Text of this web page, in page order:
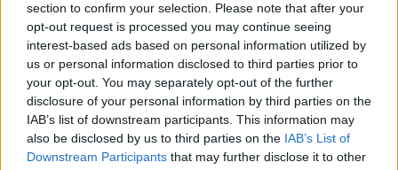
section to confirm your selection. Please note that after your
opt-out request is processed you may continue seeing
interest-based ads based on personal information utilized by
us or personal information disclosed to third parties prior to
your opt-out. You may separately opt-out of the further
disclosure of your personal information by third parties on the
IAB’s list of downstream participants. This information may
also be disclosed by us to third parties on the IAB’s List of
Downstream Participants that may further disclose it to other